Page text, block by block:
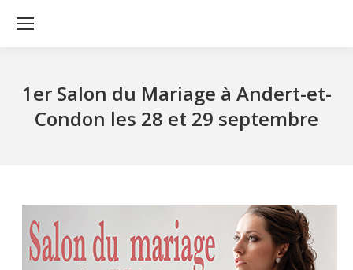
1er Salon du Mariage à Andert-et-
Condon les 28 et 29 septembre